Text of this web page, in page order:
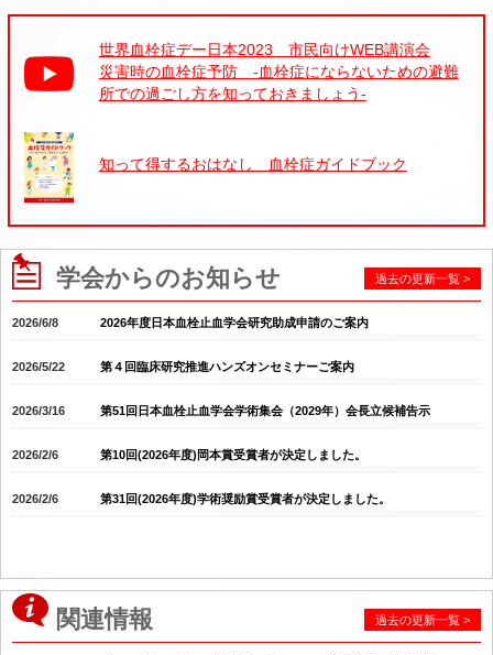
世界血栓症デー日本2023 市民向けWEB講演会
災害時の血栓症予防 -血栓症にならないための避難
所での過ごし方を知っておきましょう-
知って得するおはなし 血栓症ガイドブック
学会からのお知らせ 過去の更新一覧 >
2026/6/8 2026年度日本血栓止血学会研究助成申請のご案内
2026/5/22 第４回臨床研究推進ハンズオンセミナーご案内
2026/3/16 第51回日本血栓止血学会学術集会（2029年）会長立候補告示
2026/2/6 第10回(2026年度)岡本賞受賞者が決定しました。
2026/2/6 第31回(2026年度)学術奨励賞受賞者が決定しました。
関連情報 過去の更新一覧 >